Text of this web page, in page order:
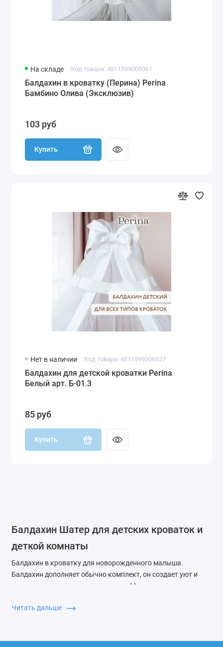
На складе Код товара: 4811599005361
Балдахин в кроватку (Перина) Perina
Бамбино Олива (Эксклюзив)
103 руб
Купить
Нет в наличии Код товара: 4811599006627
Балдахин для детской кроватки Perina
Белый арт. Б-01.3
85 руб
Купить
Балдахин Шатер для детских кроваток и
деткой комнаты
Балдахин в кроватку для новорожденного малыша.
Балдахин дополняет обычно комплект, он создает уют и
завершает визуально композицию. Многим очень нравится
малышам многим симпатично и спокойно находится в более
уютную обстановку.
Читать дальше